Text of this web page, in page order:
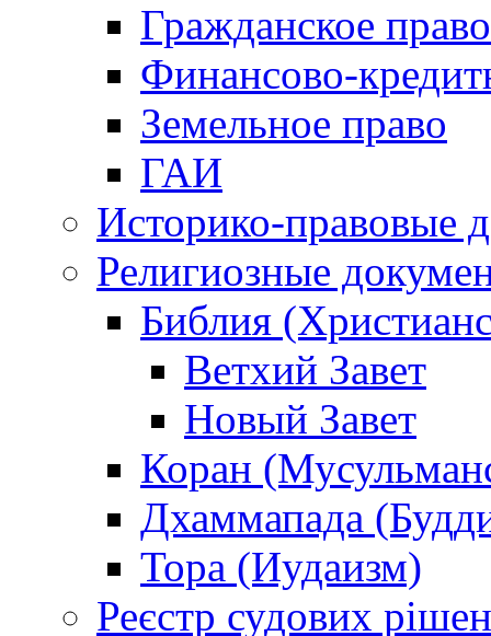
Гражданское право
Финансово-
Земельное право
ГАИ
Историко-правовые
Религиозные
Библия
Ветхий Завет
Новый Завет
Коран
Дхаммапада
Тора (Иудаизм)
Реєстр судових